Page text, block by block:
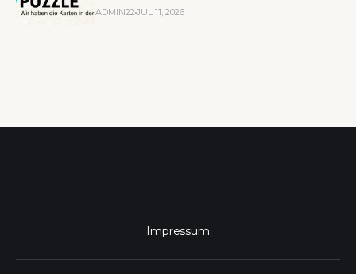
ADMIN22 JUL 11, 2026
Impressum